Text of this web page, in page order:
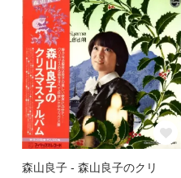
森山良子 - 森山良子のクリ